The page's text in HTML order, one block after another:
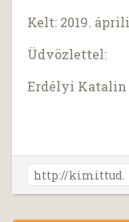
Kelt: 2019.
Üdvözlettel:
Erdélyi Katalin